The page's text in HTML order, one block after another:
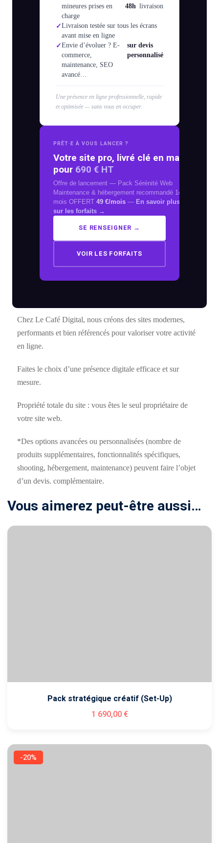
mineures prises en
charge
48h livraison
Livraison testée sur tous les écrans
avant mise en ligne
Envie d’évoluer ? E-
commerce,
maintenance, SEO
avancé…
sur devis
personnalisé
Une présence en ligne professionnelle, rapide
et optimisée — sans vous en occuper.
PRÊT·E À VOUS LANCER ?
Votre site pro, livré clé en main
pour 690 € HT
Offre de lancement — Pack Sérénité Web
Maintenance & hébergement recommandé 1er
mois OFFERT 49 €/mois — En savoir plus
sur les forfaits →
SE RENSEIGNER →
VOIR LES FORFAITS
Chez Le Café Digital, nous créons des sites modernes,
performants et bien référencés pour valoriser votre activité
en ligne.
Faites le choix d’une présence digitale efficace et sur
mesure.
Propriété totale du site : vous êtes le seul propriétaire de
votre site web.
*Des options avancées ou personnalisées (nombre de
produits supplémentaires, fonctionnalités spécifiques,
shooting, hébergement, maintenance) peuvent faire l’objet
d’un devis. complémentaire.
Vous aimerez peut-être aussi…
Pack stratégique créatif (Set-Up)
1 690,00€
-20%